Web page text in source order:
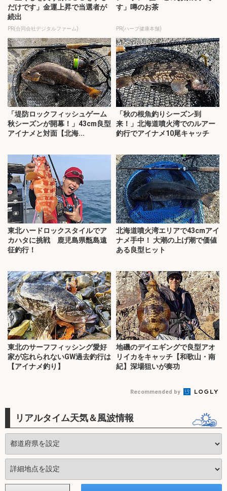
だけです」金運上昇で当選者が
続出
PR(合同会社デジタルファーム)
す」噂のお茶
PR(ハーブ健康本舗)
「堤防ロックフィッシュゲーム
秋シーズンが開幕！」43cm良型
アイナメと対面【北海...
「秋の根魚釣りシーズン到
来！」北海道噴火湾でのルアー
釣行でアイナメ10尾キャッチ
東北ハードロックスタイルでア
カハタに挑戦 鹿児島県甑島遠
征釣行！
北海道噴火湾エリアで43cmアイ
ナメ手中！ 大潮の上げ潮で価値
ある良型ヒット
東北のサーフフィッシング愛好
家が忘れられないGW過去釣行は
【アイナメ釣り】
地磯のデイエギングで良型アオ
リイカをキャッチ【和歌山・南
紀】深場狙いが奏功
Recommended by
リアルタイム天気＆風波情報